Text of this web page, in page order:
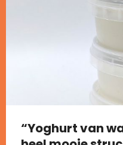
“Yoghurt van